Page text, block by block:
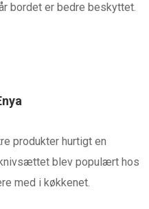
bordet er bedre beskyttet.
produkter hurtigt en
blev populært hos
med i køkkenet.